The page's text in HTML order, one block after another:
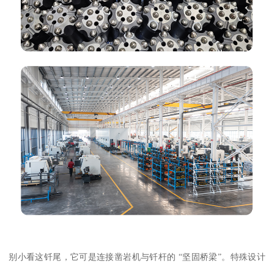
别小看这钎尾，它可是连接凿岩机与钎杆的 “坚固桥梁”。特殊设计